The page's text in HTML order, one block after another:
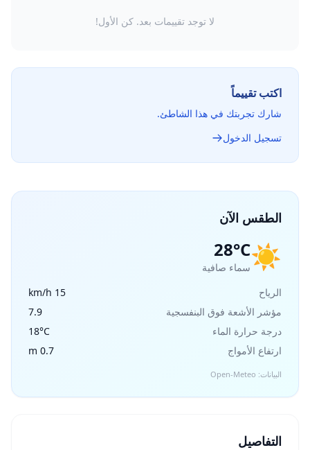
لا توجد تقييمات بعد. كن الأول!
اكتب تقييماً
شارك تجربتك في هذا الشاطئ.
تسجيل الدخول
الطقس الآن
☀️
28°C
سماء صافية
الرياح
15 km/h
مؤشر الأشعة فوق البنفسجية
7.9
درجة حرارة الماء
18°C
ارتفاع الأمواج
0.7 m
البيانات: Open-Meteo
التفاصيل